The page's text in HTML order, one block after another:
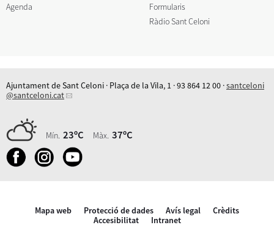
Agenda
Formularis
Ràdio Sant Celoni
Ajuntament de Sant Celoni · Plaça de la Vila, 1 · 93 864 12 00 ·santceloni
@santceloni.cat
Mín. 23ºC Màx. 37ºC
Mapa web Protecció de dades Avís legal
Crèdits
Accesibilitat
Intranet